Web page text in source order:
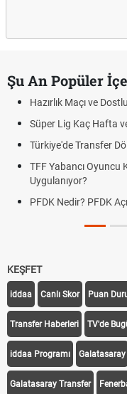
Şu An Popüler
Hazırlık Maçı ve
Süper Lig Kaç Hafta
Türkiye'de Transfer
TFF Yabancı Oyuncu
Uygulanıyor?
PFDK Nedir? PFDK
KEŞFET
iddaa Canlı Skor Puan
Transfer Haberleri TV'de
iddaa Programı Galatasaray
Galatasaray Transfer